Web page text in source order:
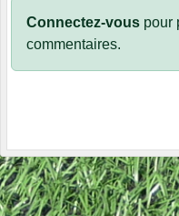
Connectez-vous pour
commentaires.